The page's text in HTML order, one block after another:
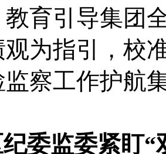
育引导集团
为指引，校
察工作护航
委监委紧盯